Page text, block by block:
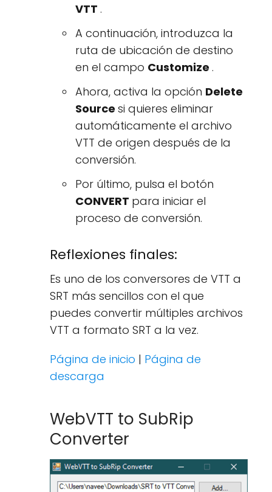
VTT .
A continuación, introduzca la
ruta de ubicación de destino
en el campo Customize .
Ahora, activa la opción Delete
Source si quieres eliminar
automáticamente el archivo
VTT de origen después de la
conversión.
Por último, pulsa el botón
CONVERT para iniciar el
proceso de conversión.
Reflexiones finales:
Es uno de los conversores de VTT a
SRT más sencillos con el que
puedes convertir múltiples archivos
VTT a formato SRT a la vez.
Página de inicio | Página de
descarga
WebVTT to SubRip
Converter